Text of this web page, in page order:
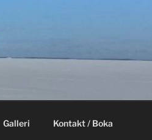
Galleri Kontakt / Boka